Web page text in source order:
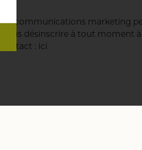
communications marketing
vous désinscrire à tout moment à
: ici